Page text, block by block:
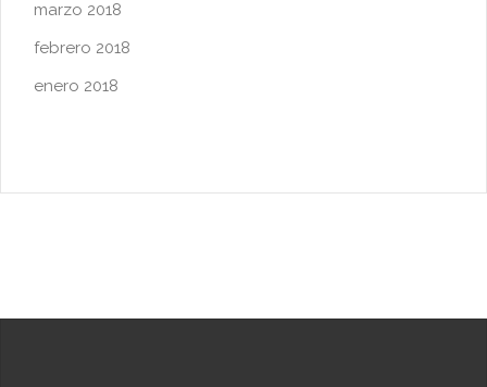
marzo 2018
febrero 2018
enero 2018